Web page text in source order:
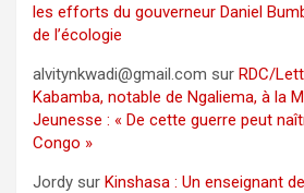
les efforts du gouverneur Daniel
de l’écologie
alvitynkwadi@gmail.com sur RDC/
Kabamba, notable de Ngaliema, à la
Jeunesse : « De cette guerre peut
Congo »
Jordy sur Kinshasa : Un enseignant